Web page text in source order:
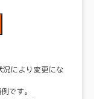
況により変更にな
です。